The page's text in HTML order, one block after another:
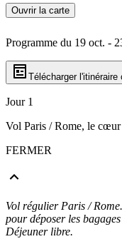
Ouvrir la carte
Programme du 19 oct. -
Télécharger l'itinéraire
Jour 1
Vol Paris / Rome, le
FERMER
Vol régulier Paris /
pour déposer les
Déjeuner libre.